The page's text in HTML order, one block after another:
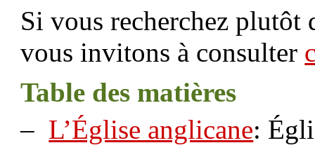
Si vous recherchez plutôt
vous invitons à consulter
Table des matières
– L’Église anglicane: